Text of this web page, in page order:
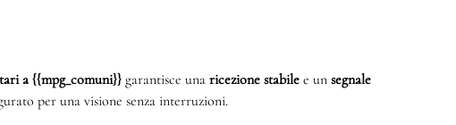
a {{mpg_comuni}} garantisce una ricezione stabile e un segnale
per una visione senza interruzioni.